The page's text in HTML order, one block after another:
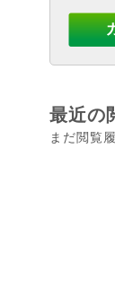
最近の
まだ閲覧